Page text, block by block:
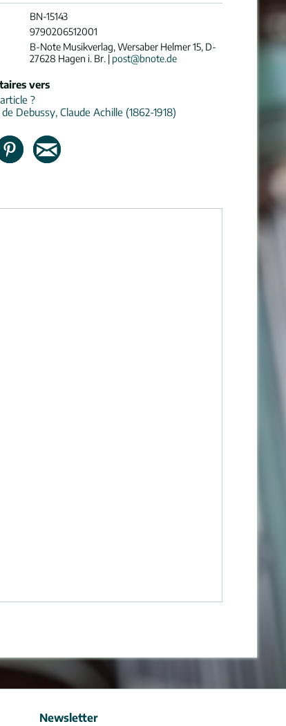
BN-15143
9790206512001
B-Note Musikverlag, Wersaber Helmer 15, D-
27628 Hagen i. Br. | post@bnote.de
vers
?
Debussy, Claude Achille (1862-1918)
Newsletter